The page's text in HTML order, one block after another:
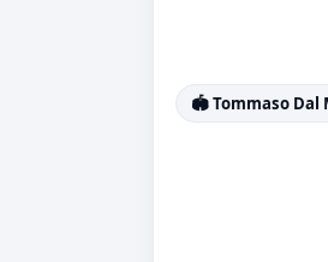
🏟️ Tommaso Dal